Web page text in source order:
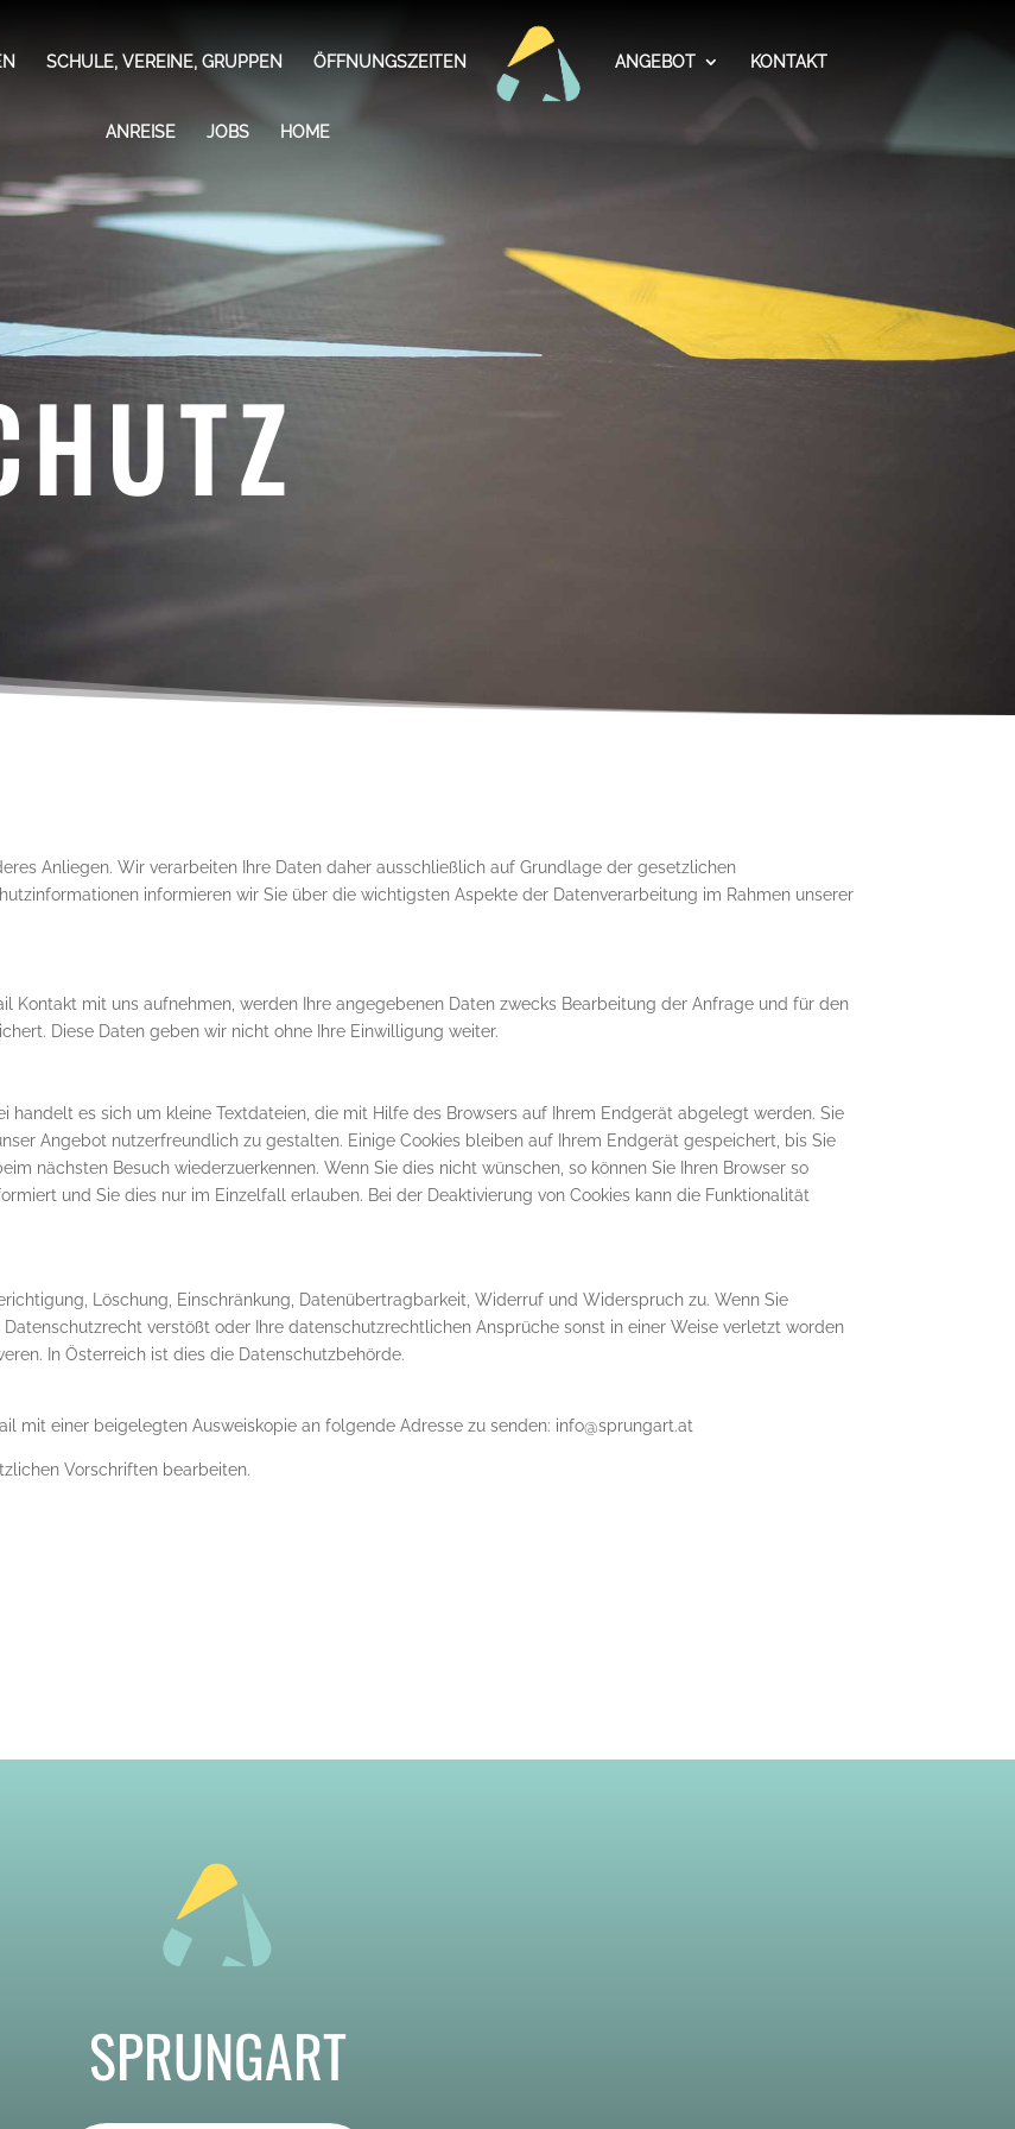
SCHULE, VEREINE, GRUPPEN ÖFFNUNGSZEITEN ANGEBOT KONTAKT
ANREISE JOBS HOME
Anliegen. Wir verarbeiten Ihre Daten daher ausschließlich auf Grundlage der gesetzlichen
informieren wir Sie über die wichtigsten Aspekte der Datenverarbeitung im Rahmen unserer
Kontakt mit uns aufnehmen, werden Ihre angegebenen Daten zwecks Bearbeitung der Anfrage und für den
Diese Daten geben wir nicht ohne Ihre Einwilligung weiter.
handelt es sich um kleine Textdateien, die mit Hilfe des Browsers auf Ihrem Endgerät abgelegt werden. Sie
Angebot nutzerfreundlich zu gestalten. Einige Cookies bleiben auf Ihrem Endgerät gespeichert, bis Sie
nächsten Besuch wiederzuerkennen. Wenn Sie dies nicht wünschen, so können Sie Ihren Browser so
und Sie dies nur im Einzelfall erlauben. Bei der Deaktivierung von Cookies kann die Funktionalität
Löschung, Einschränkung, Datenübertragbarkeit, Widerruf und Widerspruch zu. Wenn Sie
verstößt oder Ihre datenschutzrechtlichen Ansprüche sonst in einer Weise verletzt worden
In Österreich ist dies die Datenschutzbehörde.
mit einer beigelegten Ausweiskopie an folgende Adresse zu senden: info@sprungart.at
Vorschriften bearbeiten.
SPRUNGART